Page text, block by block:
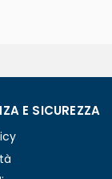
E SICUREZZA